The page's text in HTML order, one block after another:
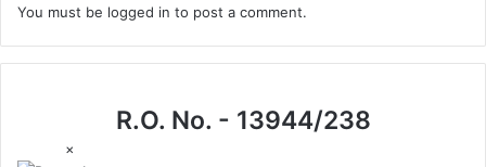
You must be logged in to post a comment.
R.O. No. - 13944/238
×